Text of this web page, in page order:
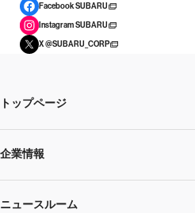
Facebook SUBARU
Instagram SUBARU
X @SUBARU_CORP
トップページ
企業情報
企業情報トップ
ニュースルーム